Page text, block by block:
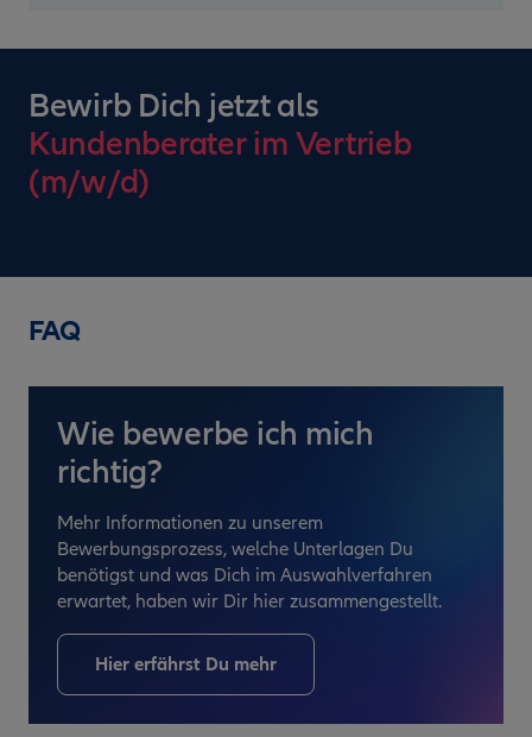
Bewirb Dich jetzt als
Kundenberater im Vertrieb
(m/w/d)
FAQ
Wie bewerbe ich mich
richtig?
Mehr Informationen zu unserem
Bewerbungsprozess, welche Unterlagen Du
benötigst und was Dich im Auswahlverfahren
erwartet, haben wir Dir hier zusammengestellt.
Hier erfährst Du mehr